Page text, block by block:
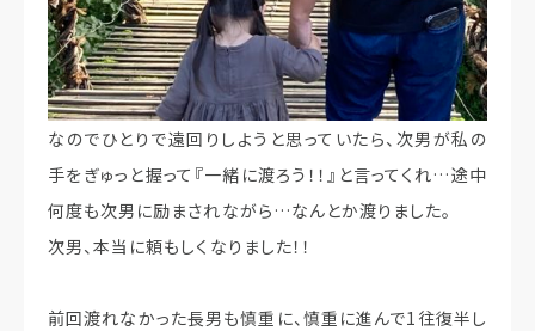
なのでひとりで遠回りしようと思っていたら、次男が私の
手をぎゅっと握って『一緒に渡ろう！！』と言ってくれ…途中
何度も次男に励まされながら…なんとか渡りました。
次男、本当に頼もしくなりました！！
前回渡れなかった長男も慎重に、慎重に進んで1往復半し